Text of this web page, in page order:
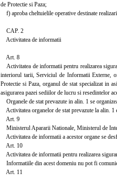
de Protectie si Paza;
f) aproba cheltuielile operative destinate
CAP. 2
Activitatea de informatii
Art. 8
Activitatea de informatii pentru realizarea
interiorul tarii, Serviciul de Informatii Externe,
Protectie si Paza, organul de stat specializat in
asigurarea pazei sediilor de lucru si resedintelor
Organele de stat prevazute in alin. 1 se
Activitatea organelor de stat prevazute la alin. 1
Art. 9
Ministerul Apararii Nationale, Ministerul de
Activitatea de informatii a acestor organe se
Art. 10
Activitatea de informatii pentru realizarea
Informatiile din acest domeniu nu pot fi
Art. 11